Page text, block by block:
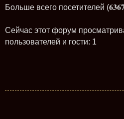
Больше всего посетителей (
Сейчас этот форум
пользователей и гости: 1